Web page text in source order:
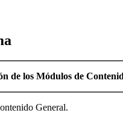
de los Módulos de
General.